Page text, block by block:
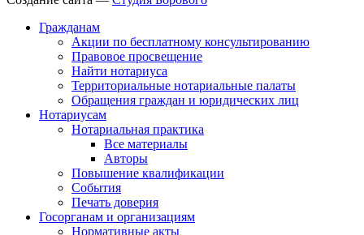
Гражданам
Акции по бесплатному консультированию
Правовое просвещение
Найти нотариуса
Территориальные нотариальные палаты
Обращения граждан и юридических лиц
Нотариусам
Нотариальная практика
Все материалы
Авторы
Повышение квалификации
События
Печать доверия
Госорганам и организациям
Нормативные акты